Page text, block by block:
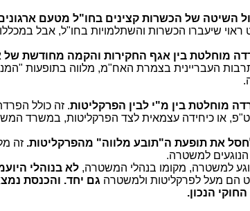
השיטה של הכשרות קצינים בחו"ל מטעם
ראוי שיעברו הכשרות והשתלמויות בחו"ל, אבל
מוחלטת בין אגף החקירות והקמה מחודשת של
מוחלטת בין מ"י לבין הפרקליטות. זה כולל
או כיחידה עצמאית לצד הפרקליטות, במשרד
את תופעת ה"תובע מלווה" מהפרקליטות. זה
למשטרה.
למשטרה, מקומו בנהלי המשטרה, לא בנוהלי
הם מעל לפרקליטות ולמשטרה גם יחד. והכנסת
הנכון.